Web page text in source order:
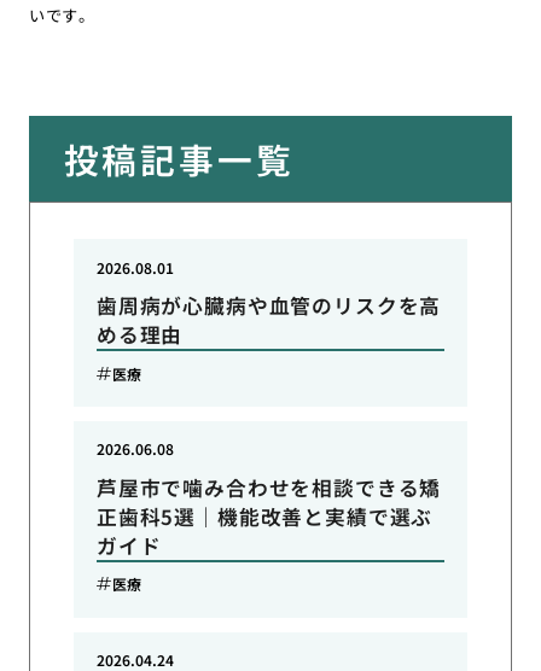
いです。
投稿記事一覧
歯周病が心臓病や血管のリスクを高
める理由
2026.08.01
医療
芦屋市で噛み合わせを相談できる矯
正歯科5選｜機能改善と実績で選ぶ
ガイド
2026.06.08
医療
2026.04.24